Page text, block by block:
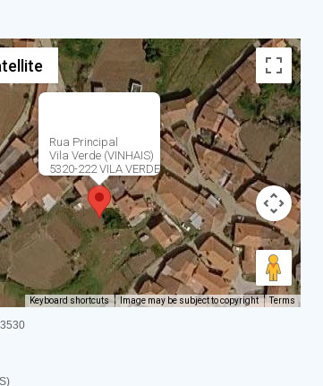
Rua Principal
Vila Verde (VINHAIS)
5320-222 VILA VERDE
Keyboard shortcuts Image may be subject to copyright Terms